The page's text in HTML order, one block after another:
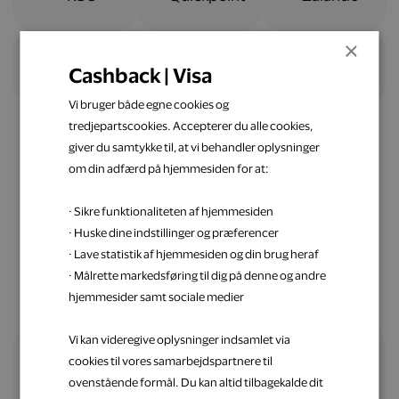
Nemt og ligetil
Spar penge op med Visa
Alle fordele samlet ét sted
×
Cashback | Visa
Vi bruger både egne cookies og
tredjepartscookies. Accepterer du alle cookies,
giver du samtykke til, at vi behandler oplysninger
om din adfærd på hjemmesiden for at:
· Sikre funktionaliteten af hjemmesiden
· Huske dine indstillinger og præferencer
· Lave statistik af hjemmesiden og din brug heraf
· Målrette markedsføring til dig på denne og andre
hjemmesider samt sociale medier
Vi kan videregive oplysninger indsamlet via
cookies til vores samarbejdspartnere til
ovenstående formål. Du kan altid tilbagekalde dit